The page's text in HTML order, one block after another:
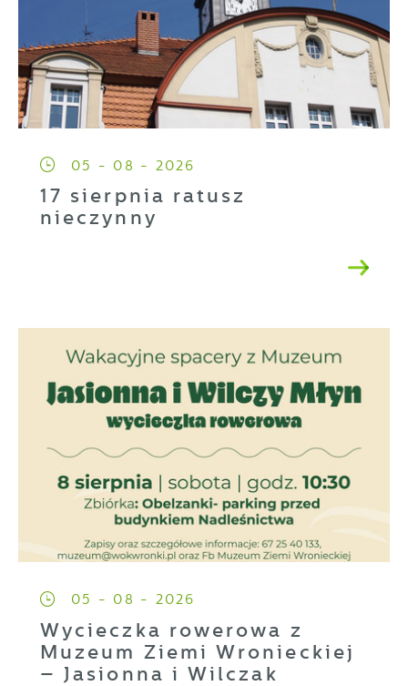
05 - 08 - 2026
17 sierpnia ratusz
nieczynny
05 - 08 - 2026
Wycieczka rowerowa z
Muzeum Ziemi Wronieckiej
– Jasionna i Wilczak